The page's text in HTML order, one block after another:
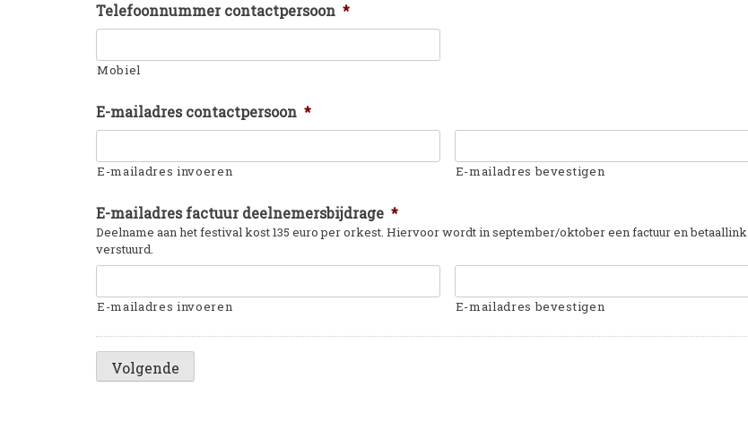
Telefoonnummer contactpersoon *
Mobiel
E-mailadres contactpersoon *
E-mailadres invoeren E-mailadres bevestigen
E-mailadres factuur deelnemersbijdrage *
Deelname aan het festival kost 135 euro per orkest. Hiervoor wordt in september/oktober een factuur en betaallink
verstuurd.
E-mailadres invoeren E-mailadres bevestigen